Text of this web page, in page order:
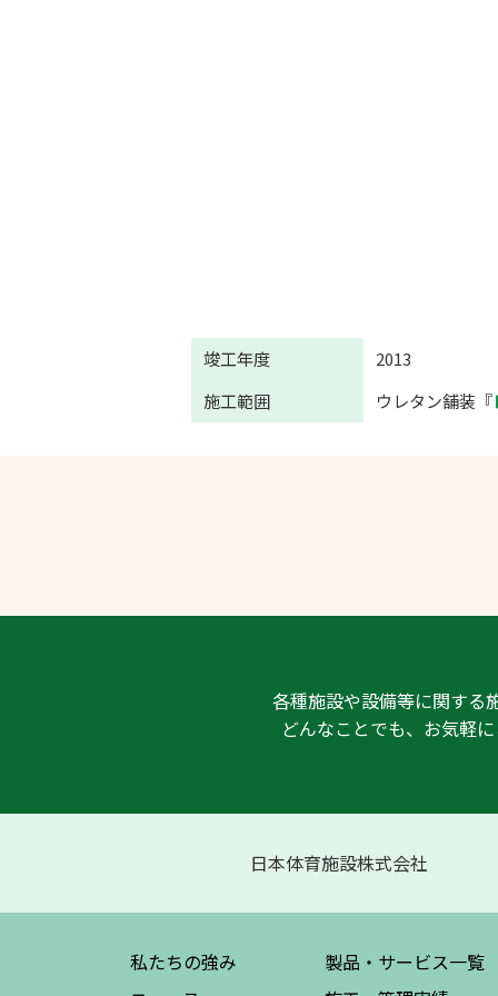
竣工年度
2013
施工範囲
ウレタン舗装『
各種施設や設備等に関する
どんなことでも、お気軽
日本体育施設株式会社
私たちの強み
製品・サービス一覧